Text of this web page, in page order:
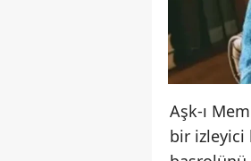
Aşk-ı
bir izleyici